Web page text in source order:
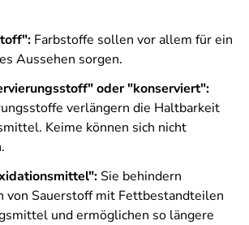
Farbstoffe sollen vor allem für ein
Aussehen sorgen.
oder "konserviert":
verlängern die Haltbarkeit
Keime können sich nicht
Sie behindern
von Sauerstoff mit Fettbestandteilen
und ermöglichen so längere